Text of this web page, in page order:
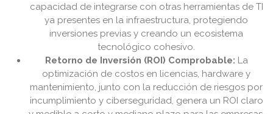
capacidad de integrarse con otras herramientas de TI
ya presentes en la infraestructura, protegiendo
inversiones previas y creando un ecosistema
tecnológico cohesivo.
Retorno de Inversión (ROI) Comprobable: La
optimización de costos en licencias, hardware y
mantenimiento, junto con la reducción de riesgos por
incumplimiento y ciberseguridad, genera un ROI claro